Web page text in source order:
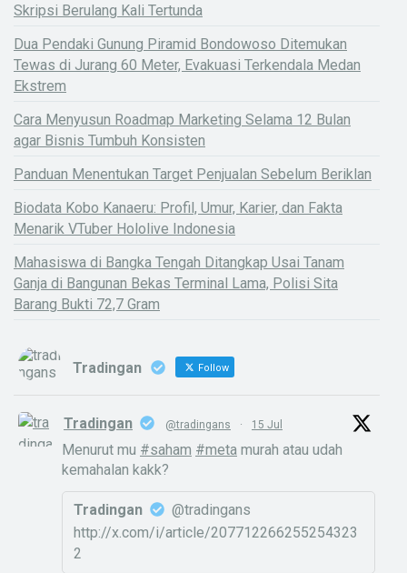
Skripsi Berulang Kali Tertunda
Dua Pendaki Gunung Piramid Bondowoso Ditemukan
Tewas di Jurang 60 Meter, Evakuasi Terkendala Medan
Ekstrem
Cara Menyusun Roadmap Marketing Selama 12 Bulan
agar Bisnis Tumbuh Konsisten
Panduan Menentukan Target Penjualan Sebelum Beriklan
Biodata Kobo Kanaeru: Profil, Umur, Karier, dan Fakta
Menarik VTuber Hololive Indonesia
Mahasiswa di Bangka Tengah Ditangkap Usai Tanam
Ganja di Bangunan Bekas Terminal Lama, Polisi Sita
Barang Bukti 72,7 Gram
Tradingan Follow
Tradingan @tradingans · 15 Jul
Menurut mu #saham #meta murah atau udah
kemahalan kakk?
Tradingan
@tradingans
http://x.com/i/article/207712266255254323
2